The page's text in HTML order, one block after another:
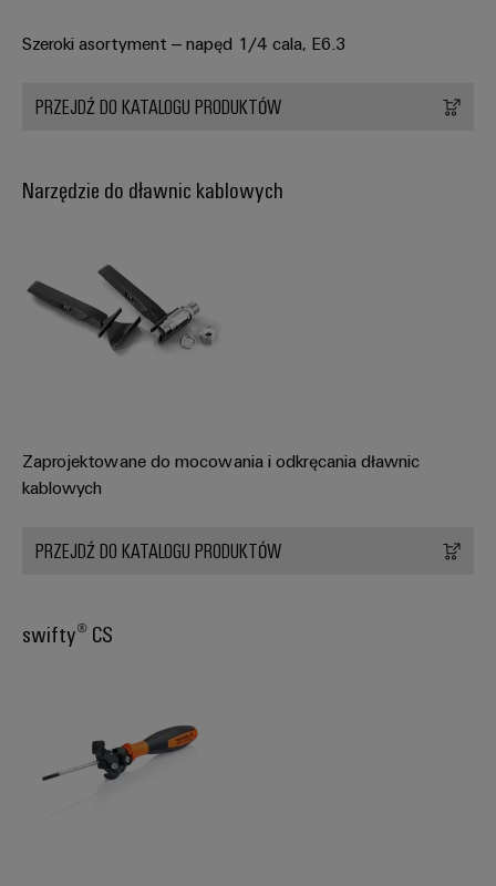
Szeroki asortyment – napęd 1/4 cala, E6.3
PRZEJDŹ DO KATALOGU PRODUKTÓW
Narzędzie do dławnic kablowych
Zaprojektowane do mocowania i odkręcania dławnic
kablowych
PRZEJDŹ DO KATALOGU PRODUKTÓW
swifty® CS